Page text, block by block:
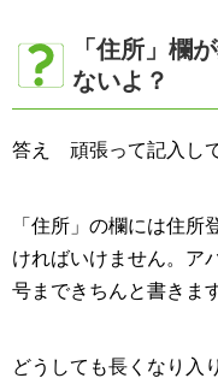
「住所」欄
ないよ？
答え 頑張って記入し
「住所」の欄には住
ければいけません。ア
号まできちんと書きます
どうしても長くなり入